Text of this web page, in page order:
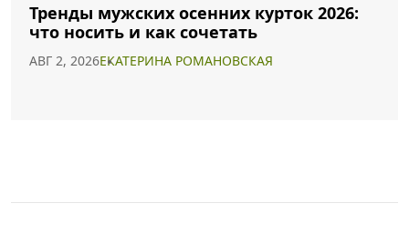
Тренды мужских осенних курток 2026:
что носить и как сочетать
АВГ 2, 2026ЕКАТЕРИНА РОМАНОВСКАЯ